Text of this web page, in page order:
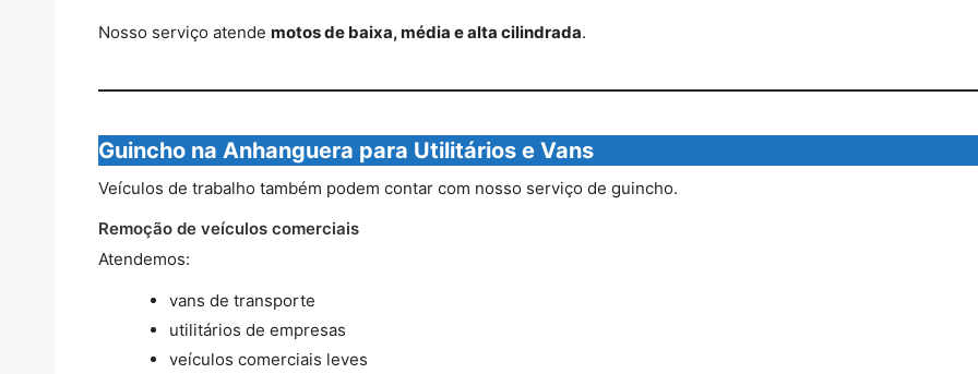
Nosso serviço atende motos de baixa, média e alta cilindrada.
Guincho na Anhanguera para Utilitários e Vans
Veículos de trabalho também podem contar com nosso serviço de guincho.
Remoção de veículos comerciais
Atendemos:
vans de transporte
utilitários de empresas
veículos comerciais leves